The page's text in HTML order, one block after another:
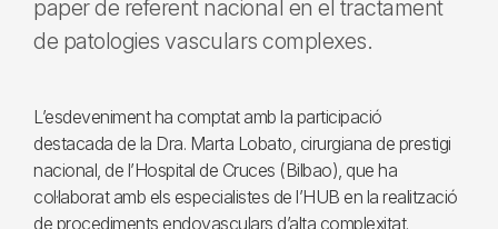
paper de referent nacional en el tractament
de patologies vasculars complexes.
L’esdeveniment ha comptat amb la participació
destacada de la Dra. Marta Lobato, cirurgiana de prestigi
nacional, de l’Hospital de Cruces (Bilbao), que ha
col·laborat amb els especialistes de l’HUB en la realització
de procediments endovasculars d’alta complexitat.